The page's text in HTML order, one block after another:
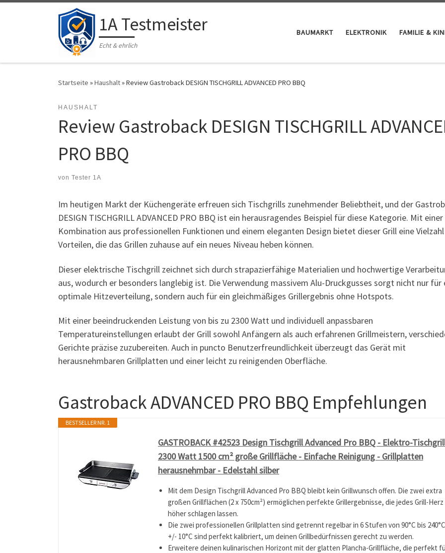
Zum Inhalt springen 1A Testmeister
Echt & ehrlich
BAUMARKT ELEKTRONIK FAMILIE &
Startseite »Haushalt»Review Gastroback DESIGN TISCHGRILL ADVANCED PRO BBQ
HAUSHALT
Review Gastroback DESIGN TISCHGRILL
PRO BBQ
von Tester 1A
Im heutigen Markt der Küchengeräte erfreuen sich Tischgrills zunehmender Beliebtheit, und der
DESIGN TISCHGRILL ADVANCED PRO BBQ ist ein herausragendes Beispiel für diese Kategorie. Mit einer
Kombination aus professionellen Funktionen und einem eleganten Design bietet dieser Grill eine
Vorteilen, die das Grillen zuhause auf ein neues Niveau heben können.
Dieser elektrische Tischgrill zeichnet sich durch strapazierfähige Materialien und hochwertige
aus, wodurch er besonders langlebig ist. Die Verwendung massivem Alu-Druckgusses sorgt nicht nur für
optimale Hitzeverteilung, sondern auch für ein gleichmäßiges Grillergebnis ohne Hotspots.
Mit einer beeindruckenden Leistung von bis zu 2300 Watt und individuell anpassbaren
Temperatureinstellungen erlaubt der Grill sowohl Anfängern als auch erfahrenen Grillmeistern,
Gerichte präzise zuzubereiten. Auch in puncto Benutzerfreundlichkeit überzeugt das Gerät mit
herausnehmbaren Grillplatten und einer leicht zu reinigenden Oberfläche.
Gastroback ADVANCED PRO BBQ Empfehlungen
BESTSELLER NR. 1
GASTROBACK #42523 Design Tischgrill Advanced Pro BBQ - Elektro-
2300 Watt 1500 cm² große Grillfläche - Einfache Reinigung - Grillplatten
herausnehmbar - Edelstahl silber
Mit dem Design Tischgrill Advanced Pro BBQ bleibt kein Grillwunsch offen. Die zwei extra
großen Grillflächen (2 x 750cm²) ermöglichen perfekte Grillergebnisse, die jedes Grill-Herz
höher schlagen lassen.
Die zwei professionellen Grillplatten sind getrennt regelbar in 6 Stufen von 90°C bis
+/- 10°C sind perfekt kalibriert, um deinen Grillbedürfnissen gerecht zu werden.
Erweitere deinen kulinarischen Horizont mit der glatten Plancha-Grillfläche, die perfekt